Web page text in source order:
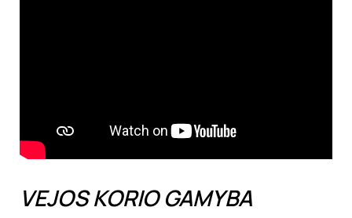
VEJOS KORIO GAMYBA